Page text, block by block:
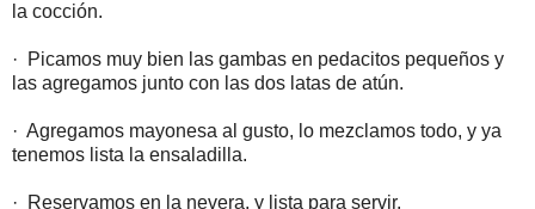
la cocción.
· Picamos muy bien las gambas en pedacitos pequeños y
las agregamos junto con las dos latas de atún.
· Agregamos mayonesa al gusto, lo mezclamos todo, y ya
tenemos lista la ensaladilla.
· Reservamos en la nevera, y lista para servir.